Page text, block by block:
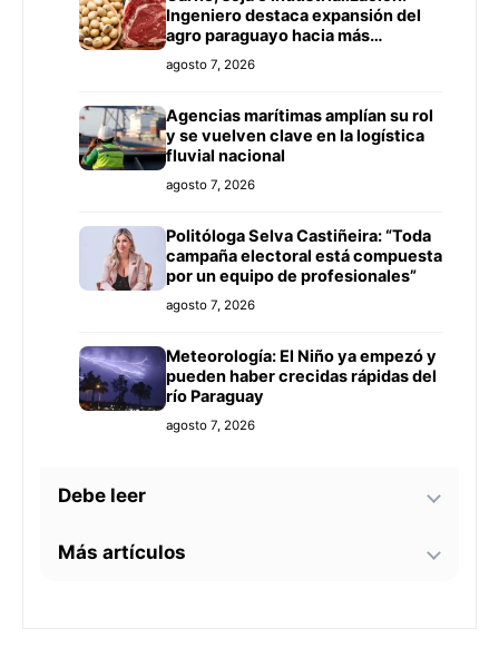
Ingeniero destaca expansión del
agro paraguayo hacia más
mercados
agosto 7, 2026
Agencias marítimas amplían su rol
y se vuelven clave en la logística
fluvial nacional
agosto 7, 2026
Politóloga Selva Castiñeira: “Toda
campaña electoral está compuesta
por un equipo de profesionales”
agosto 7, 2026
Meteorología: El Niño ya empezó y
pueden haber crecidas rápidas del
río Paraguay
agosto 7, 2026
Debe leer
Tecnología y BIM ganan terreno en
Más artículos